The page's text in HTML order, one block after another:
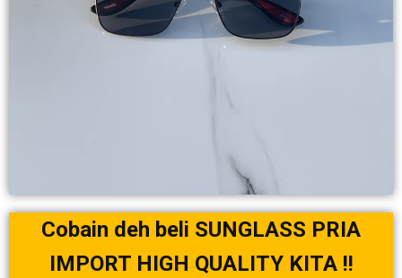
Cobain deh beli SUNGLASS PRIA
IMPORT HIGH QUALITY KITA !!